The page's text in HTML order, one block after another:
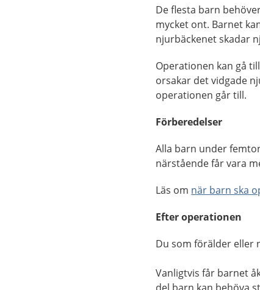
De flesta barn
mycket ont. Barnet
njurbäckenet skadar
Operationen kan gå
orsakar det vidgade
operationen går till.
Förberedelser
Alla barn under
närstående får vara
Läs om när barn ska
Efter operationen
Du som förälder eller
Vanligtvis får barnet